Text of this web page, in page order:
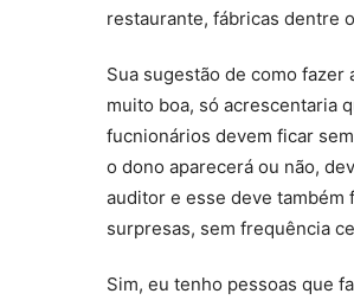
restaurante, fábricas dentre
Sua sugestão de como fazer
muito boa, só acrescentaria
fucnionários devem ficar
o dono aparecerá ou não,
auditor e esse deve também
surpresas, sem frequência
Sim, eu tenho pessoas que